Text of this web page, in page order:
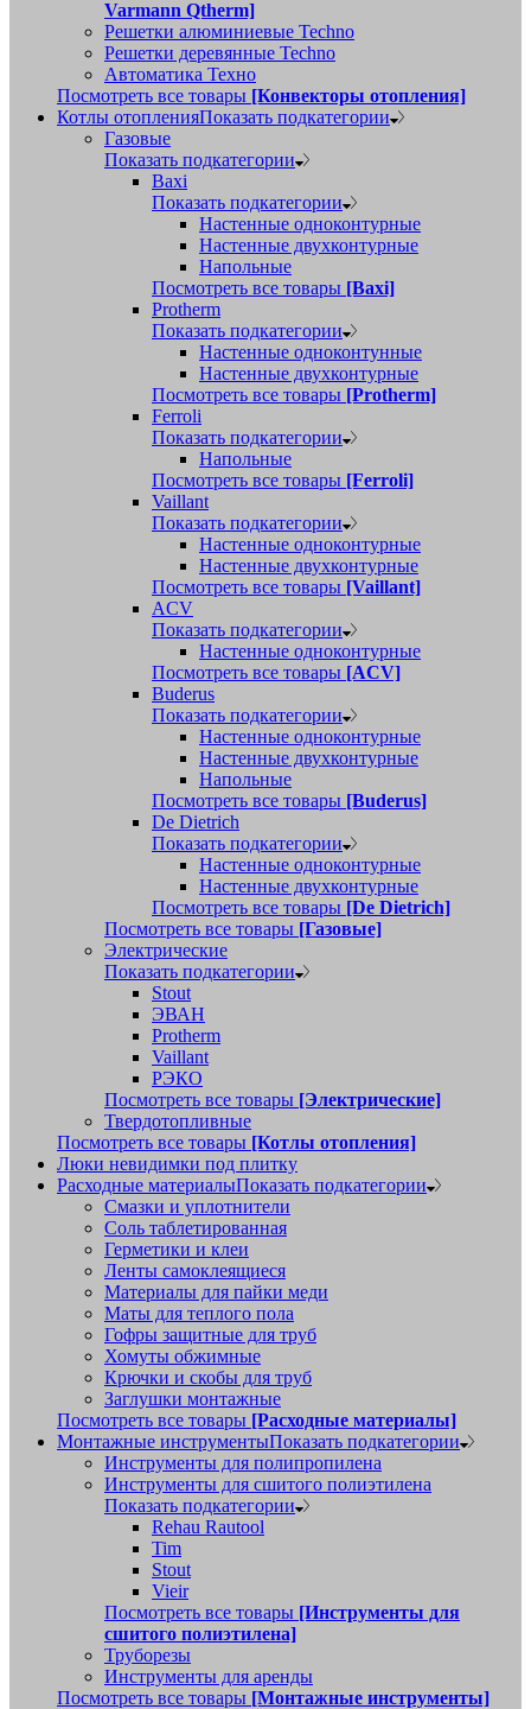
Varmann Qtherm]
Решетки алюминиевые Techno
Решетки деревянные Techno
Автоматика Техно
Посмотреть все товары [Конвекторы отопления]
Котлы отопленияПоказать подкатегории
Газовые
Показать подкатегории
Baxi
Показать подкатегории
Настенные одноконтурные
Настенные двухконтурные
Напольные
Посмотреть все товары [Baxi]
Protherm
Показать подкатегории
Настенные одноконтунные
Настенные двухконтурные
Посмотреть все товары [Protherm]
Ferroli
Показать подкатегории
Напольные
Посмотреть все товары [Ferroli]
Vaillant
Показать подкатегории
Настенные одноконтурные
Настенные двухконтурные
Посмотреть все товары [Vaillant]
ACV
Показать подкатегории
Настенные одноконтурные
Посмотреть все товары [ACV]
Buderus
Показать подкатегории
Настенные одноконтурные
Настенные двухконтурные
Напольные
Посмотреть все товары [Buderus]
De Dietrich
Показать подкатегории
Настенные одноконтурные
Настенные двухконтурные
Посмотреть все товары [De Dietrich]
Посмотреть все товары [Газовые]
Электрические
Показать подкатегории
Stout
ЭВАН
Protherm
Vaillant
РЭКО
Посмотреть все товары [Электрические]
Твердотопливные
Посмотреть все товары [Котлы отопления]
Люки невидимки под плитку
Расходные материалыПоказать подкатегории
Смазки и уплотнители
Соль таблетированная
Герметики и клеи
Ленты самоклеящиеся
Материалы для пайки меди
Маты для теплого пола
Гофры защитные для труб
Хомуты обжимные
Крючки и скобы для труб
Заглушки монтажные
Посмотреть все товары [Расходные материалы]
Монтажные инструментыПоказать подкатегории
Инструменты для полипропилена
Инструменты для сшитого полиэтилена
Показать подкатегории
Rehau Rautool
Tim
Stout
Vieir
Посмотреть все товары [Инструменты для
сшитого полиэтилена]
Труборезы
Инструменты для аренды
Посмотреть все товары [Монтажные инструменты]